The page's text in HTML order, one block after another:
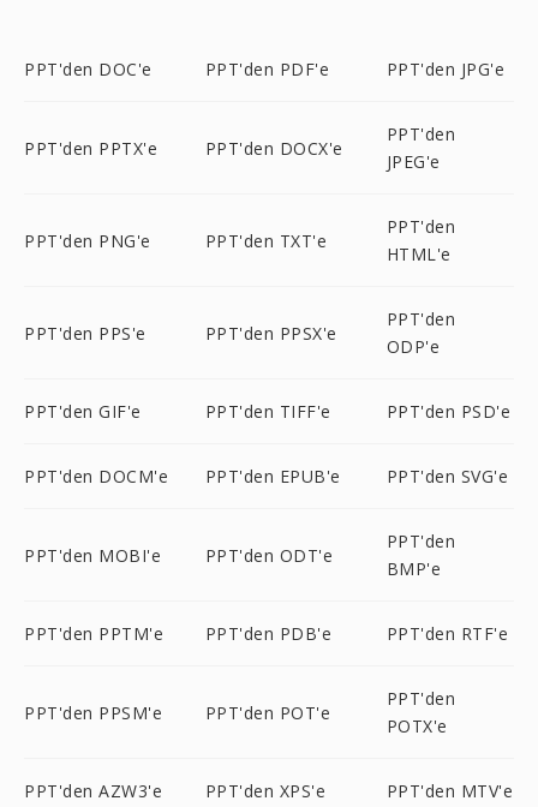
PPT'den DOC'e PPT'den PDF'e PPT'den JPG'e
PPT'den PPTX'e PPT'den DOCX'e
PPT'den
JPEG'e
PPT'den PNG'e PPT'den TXT'e
PPT'den
HTML'e
PPT'den PPS'e PPT'den PPSX'e
PPT'den
ODP'e
PPT'den GIF'e PPT'den TIFF'e PPT'den PSD'e
PPT'den DOCM'e PPT'den EPUB'e PPT'den SVG'e
PPT'den MOBI'e PPT'den ODT'e
PPT'den
BMP'e
PPT'den PPTM'e PPT'den PDB'e PPT'den RTF'e
PPT'den PPSM'e PPT'den POT'e
PPT'den
POTX'e
PPT'den AZW3'e PPT'den XPS'e PPT'den MTV'e